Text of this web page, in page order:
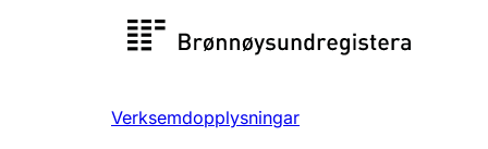
Registersøk
Verksemdopplysningar